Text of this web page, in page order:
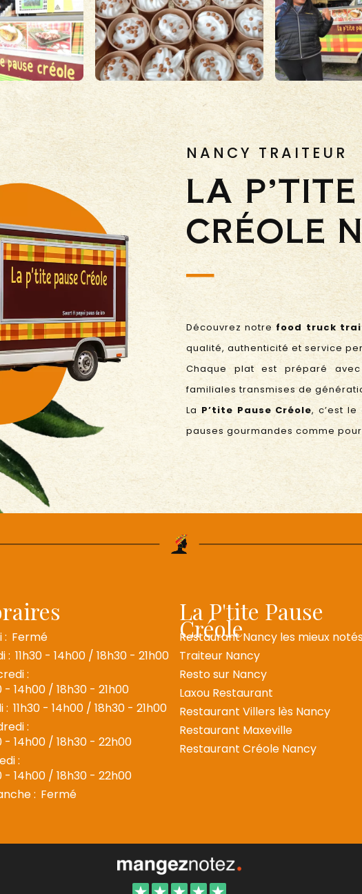
NANCY TRAITEUR
LA
CRÉOLE
Découvrez notrefood truck
qualité, authenticité et service
Chaque plat est préparé
familiales transmises de
La P’tite Pause Créole, c’est le
pauses gourmandes comme
: Fermé
: 11h30 - 14h00 / 18h30 - 21h00
:
- 14h00 / 18h30 - 21h00
: 11h30 - 14h00 / 18h30 - 21h00
:
- 14h00 / 18h30 - 22h00
:
- 14h00 / 18h30 - 22h00
: Fermé
La P'tite Pause
Créole
Restaurant Nancy les mieux
Traiteur Nancy
Resto sur Nancy
Laxou Restaurant
Restaurant Villers lès Nancy
Restaurant Maxeville
Restaurant Créole Nancy